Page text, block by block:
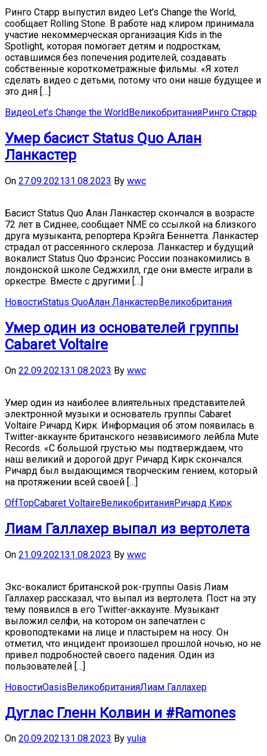
Ринго Старр выпустил видео Let’s Change the World,
сообщает Rolling Stone. В работе над клиром принимала
участие некоммерческая организация Kids in the
Spotlight, которая помогает детям и подросткам,
оставшимся без попечения родителей, создавать
собственные короткометражные фильмы. «Я хотел
сделать видео с детьми, потому что они наше будущее и
это дня […]
ВидеоLet’s Change the World ВеликобританияРинго Старр
Умер басист Status Quo Алан
Ланкастер
On 27.09.202131.08.2023 By wwc
Басист Status Quo Алан Ланкастер скончался в возрасте
72 лет в Сиднее, сообщает NME со ссылкой на близкого
друга музыканта, репортера Крэйга Беннетта. Ланкастер
страдал от рассеянного склероза. Ланкастер и будущий
вокалист Status Quo Фрэнсис России познакомились в
лондонской школе Седжхилл, где они вместе играли в
оркестре. Вместе с другими […]
НовостиStatus QuoАлан ЛанкастерВеликобритания
Умер один из основателей группы
Cabaret Voltaire
On 22.09.202131.08.2023 By wwc
Умер один из наиболее влиятельных представителей
электронной музыки и основатель группы Cabaret
Voltaire Ричард Кирк. Информация об этом появилась в
Twitter-аккаунте британского независимого лейбла Mute
Records. «С большой грустью мы подтверждаем, что
наш великий и дорогой друг Ричард Кирк скончался.
Ричард был выдающимся творческим гением, который
на протяжении всей своей […]
OffTopCabaret VoltaireВеликобританияРичард Кирк
Лиам Галлахер выпал из вертолета
On 21.09.202131.08.2023 By wwc
Экс-вокалист британской рок-группы Oasis Лиам
Галлахер рассказал, что выпал из вертолета. Пост на эту
тему появился в его Twitter-аккаунте. Музыкант
выложил селфи, на котором он запечатлен с
кровоподтеками на лице и пластырем на носу. Он
отметил, что инцидент произошел прошлой ночью, но не
привел подробностей своего падения. Один из
пользователей […]
НовостиOasisВеликобританияЛиам Галлахер
Дуглас Гленн Колвин и #Ramones
On 20.09.202131.08.2023 By yulia